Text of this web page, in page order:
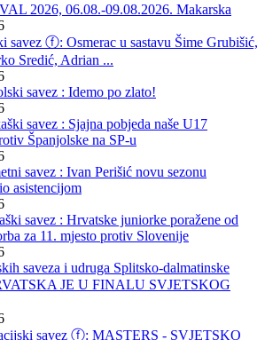
2026, 06.08.-09.08.2026. Makarska
savez ⓕ: Osmerac u sastavu Šime Grubišić,
Sredić, Adrian ...
savez : Idemo po zlato!
savez : Sjajna pobjeda naše U17
Španjolske na SP-u
savez : Ivan Perišić novu sezonu
asistencijom
savez : Hrvatske juniorke poražene od
za 11. mjesto protiv Slovenije
saveza i udruga Splitsko-dalmatinske
JE U FINALU SVJETSKOG
savez ⓕ: MASTERS - SVJETSKO